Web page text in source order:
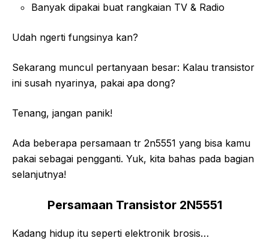
Banyak dipakai buat rangkaian TV & Radio
Udah ngerti fungsinya kan?
Sekarang muncul pertanyaan besar: Kalau transistor
ini susah nyarinya, pakai apa dong?
Tenang, jangan panik!
Ada beberapa persamaan tr 2n5551 yang bisa kamu
pakai sebagai pengganti. Yuk, kita bahas pada bagian
selanjutnya!
Persamaan Transistor 2N5551
Kadang hidup itu seperti elektronik brosis…